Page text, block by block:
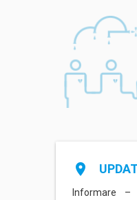
place
Informare –